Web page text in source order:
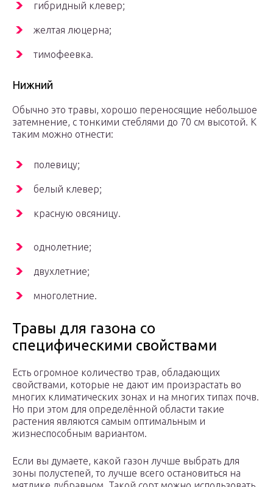
гибридный клевер;
желтая люцерна;
тимофеевка.
Нижний
Обычно это травы, хорошо переносящие небольшое
затемнение, с тонкими стеблями до 70 см высотой. К
таким можно отнести:
полевицу;
белый клевер;
красную овсяницу.
однолетние;
двухлетние;
многолетние.
Травы для газона со
специфическими свойствами
Есть огромное количество трав, обладающих
свойствами, которые не дают им произрастать во
многих климатических зонах и на многих типах почв.
Но при этом для определённой области такие
растения являются самым оптимальным и
жизнеспособным вариантом.
Если вы думаете, какой газон лучше выбрать для
зоны полустепей, то лучше всего остановиться на